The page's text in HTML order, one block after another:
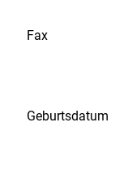
Fax
Geburtsdatum